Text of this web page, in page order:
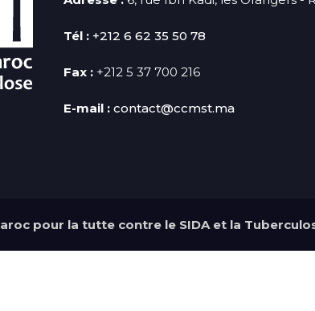
Tél : +212 6 62 35 50 78
Fax : +212 5 37 700 216
E-mail : contact@ccmst.ma
pour la tutte contre le SIDA et la